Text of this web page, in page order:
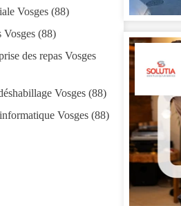
Vosges (88)
Vosges (88)
des repas Vosges
Vosges (88)
Vosges (88)